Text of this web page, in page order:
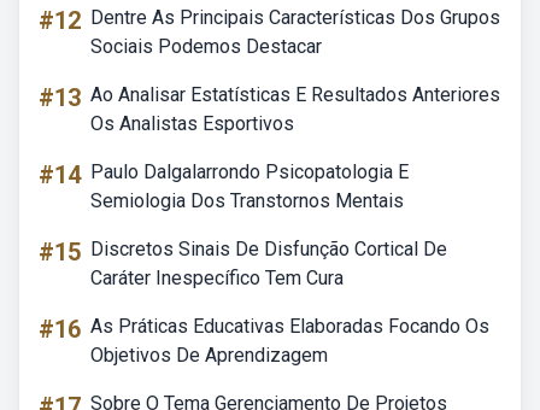
#12 Dentre As Principais Características Dos Grupos
Sociais Podemos Destacar
#13 Ao Analisar Estatísticas E Resultados Anteriores
Os Analistas Esportivos
#14 Paulo Dalgalarrondo Psicopatologia E
Semiologia Dos Transtornos Mentais
#15 Discretos Sinais De Disfunção Cortical De
Caráter Inespecífico Tem Cura
#16 As Práticas Educativas Elaboradas Focando Os
Objetivos De Aprendizagem
Sobre O Tema Gerenciamento De Projetos